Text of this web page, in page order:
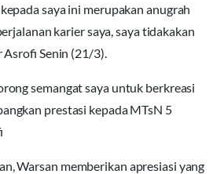
saya ini merupakan anugrah
karier saya, saya tidakakan
Senin (21/3).
semangat saya untuk berkreasi
prestasi kepada MTsN 5
Warsan memberikan apresiasi yang